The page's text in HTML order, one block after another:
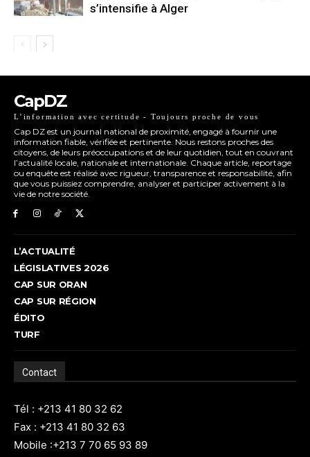
s’intensifie à Alger
CapDZ
L’information avec certitude - Toujours proche de vous
Cap DZ est un journal national de proximité, engagé à fournir une
information fiable, vérifiée et pertinente. Nous restons proches des
citoyens, de leurs préoccupations et de leur quotidien, tout en couvrant
l’actualité locale, nationale et internationale. Chaque article, reportage
ou enquête est réalisé avec rigueur, transparence et responsabilité, afin
que vous puissiez comprendre, analyser et participer activement à la
vie de notre société.
L’ACTUALITÉ
LÉGISLATIVES 2026
CAP SUR ORAN
CAP SUR RÉGION
ÉDITO
TURF
Contact
Tél : +213 41 80 32 62
Fax : +213 41 80 32 63
Mobile :+213 7 70 65 93 89